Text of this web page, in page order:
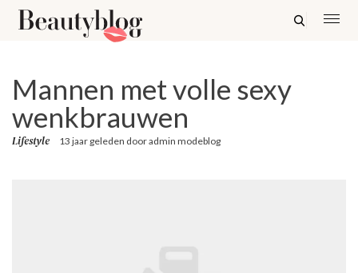
Mannen met volle sexy
wenkbrauwen
Lifestyle 13 jaar geleden dooradmin modeblog